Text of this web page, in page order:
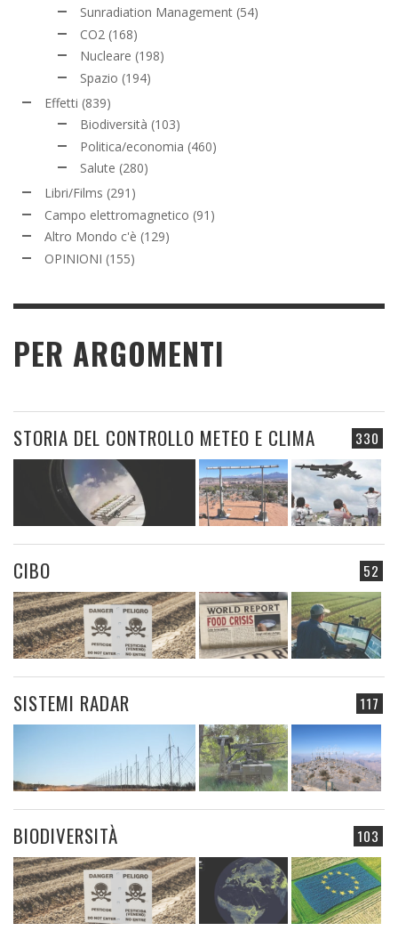
Sunradiation Management (54)
CO2 (168)
Nucleare (198)
Spazio (194)
Effetti (839)
Biodiversità (103)
Politica/economia (460)
Salute (280)
Libri/Films (291)
Campo elettromagnetico (91)
Altro Mondo c'è (129)
OPINIONI (155)
PER ARGOMENTI
330
STORIA DEL CONTROLLO METEO E CLIMA
52
CIBO
117
SISTEMI RADAR
103
BIODIVERSITÀ